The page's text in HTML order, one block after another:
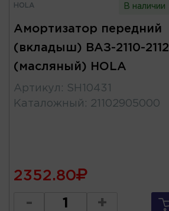
HOLA В наличии
Амортизатор передний
(вкладыш) ВАЗ-2110-2112
(масляный) HOLA
Артикул : SH10431
Каталожный : 21102905000
2352.80
- +